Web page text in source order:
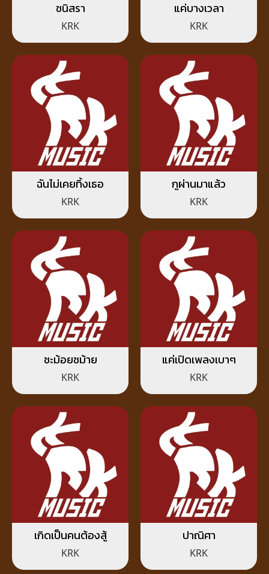
ชนิสรา
KRK
แค่บางเวลา
KRK
ฉันไม่เคยทิ้งเธอ
KRK
กูผ่านมาแล้ว
KRK
ชะม้อยชม้าย
KRK
แค่เปิดเพลงเบาๆ
KRK
เกิดเป็นคนต้องสู้
KRK
ปาณิศา
KRK